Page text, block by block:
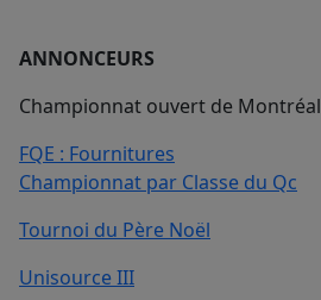
ANNONCEURS
Championnat ouvert de Montréal
FQE : Fournitures
Championnat par Classe du Qc
Tournoi du Père Noël
Unisource III